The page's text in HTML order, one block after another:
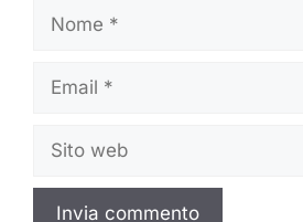
Nome
Email
Sito
web